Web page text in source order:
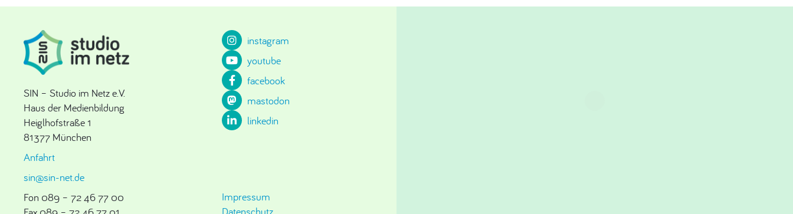
SIN – Studio im Netz e.V.
Haus der Medienbildung
Heiglhofstraße 1
81377 München
Anfahrt
sin@sin-net.de
Fon 089 – 72 46 77 00
instagram
youtube
facebook
mastodon
linkedin
Impressum